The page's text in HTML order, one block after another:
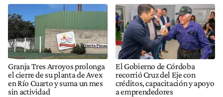
Granja Tres Arroyos prolonga
el cierre de su planta de Avex
en Río Cuarto y suma un mes
sin actividad
El Gobierno de Córdoba
recorrió Cruz del Eje con
créditos, capacitación y apoyo
a emprendedores